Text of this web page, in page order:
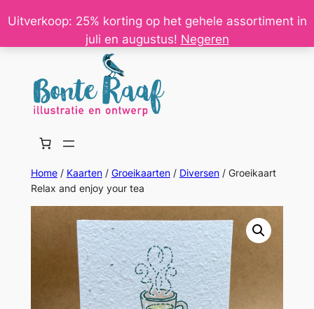
Uitverkoop: 25% korting op het gehele assortiment in
juli en augustus! Negeren
Ga
de
Home/ Kaarten/ Groeikaarten/ Diversen/ Groeikaart
Relax and enjoy your tea